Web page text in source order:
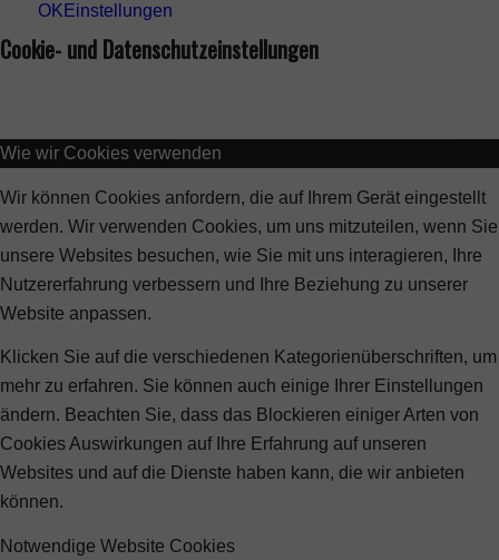
OK Einstellungen
Cookie- und Datenschutzeinstellungen
Wie wir Cookies verwenden
Wir können Cookies anfordern, die auf Ihrem Gerät eingestellt
werden. Wir verwenden Cookies, um uns mitzuteilen, wenn Sie
unsere Websites besuchen, wie Sie mit uns interagieren, Ihre
Nutzererfahrung verbessern und Ihre Beziehung zu unserer
Website anpassen.
Klicken Sie auf die verschiedenen Kategorienüberschriften, um
mehr zu erfahren. Sie können auch einige Ihrer Einstellungen
ändern. Beachten Sie, dass das Blockieren einiger Arten von
Cookies Auswirkungen auf Ihre Erfahrung auf unseren
Websites und auf die Dienste haben kann, die wir anbieten
können.
Notwendige Website Cookies